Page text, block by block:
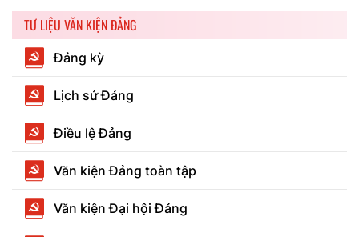
TƯ LIỆU VĂN KIỆN ĐẢNG
Đảng kỳ
Lịch sử Đảng
Điều lệ Đảng
Văn kiện Đảng toàn tập
Văn kiện Đại hội Đảng